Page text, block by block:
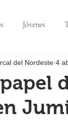
Jóvenes
del Nordeste 4